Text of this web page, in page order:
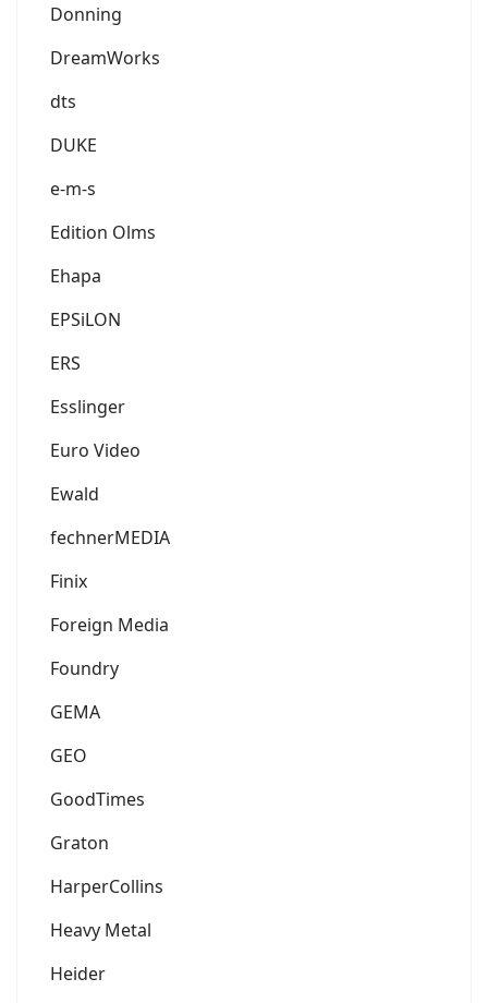
Donning
DreamWorks
dts
DUKE
e-m-s
Edition Olms
Ehapa
EPSiLON
ERS
Esslinger
Euro Video
Ewald
fechnerMEDIA
Finix
Foreign Media
Foundry
GEMA
GEO
GoodTimes
Graton
HarperCollins
Heavy Metal
Heider